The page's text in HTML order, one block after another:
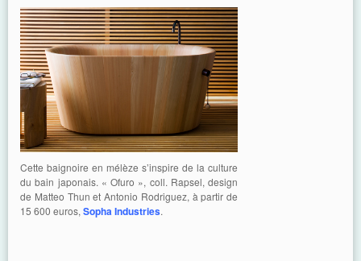
Cette baignoire en mélèze s’inspire de la culture
du bain japonais. « Ofuro », coll. Rapsel, design
de Matteo Thun et Antonio Rodriguez, à partir de
15 600 euros, Sopha Industries.